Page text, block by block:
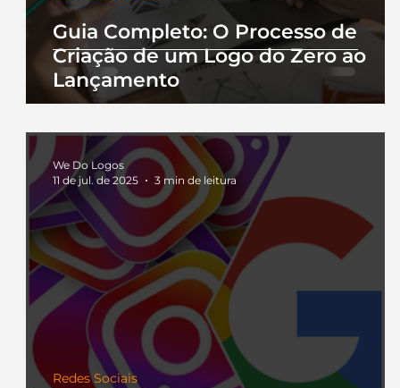
Guia Completo: O Processo de
Criação de um Logo do Zero ao
Lançamento
Redes Sociais
We Do Logos
11 de jul. de 2025
3 min de leitura